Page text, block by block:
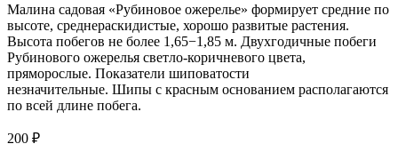
Малина садовая «Рубиновое ожерелье» формирует средние по
высоте, среднераскидистые, хорошо развитые растения.
Высота побегов не более 1,65−1,85 м. Двухгодичные побеги
Рубинового ожерелья светло-коричневого цвета,
пряморослые. Показатели шиповатости
незначительные. Шипы с красным основанием располагаются
по всей длине побега.
200 ₽